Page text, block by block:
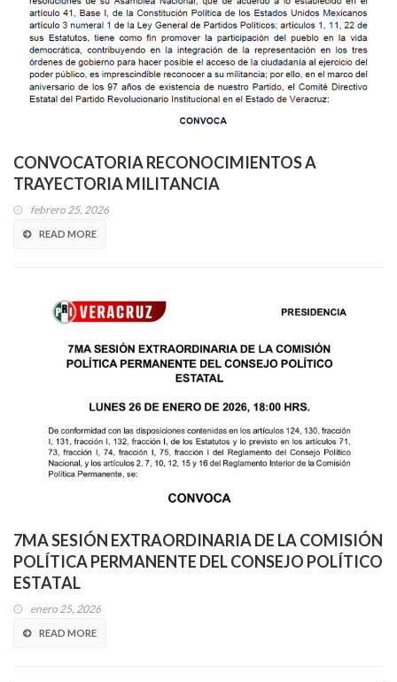
CONVOCATORIA RECONOCIMIENTOS A
TRAYECTORIA MILITANCIA
febrero 25, 2026
READ MORE
7MA SESIÓN EXTRAORDINARIA DE LA COMISIÓN
POLÍTICA PERMANENTE DEL CONSEJO POLÍTICO
ESTATAL
enero 25, 2026
READ MORE